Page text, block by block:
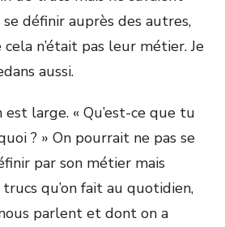
définir auprès des autres,
n’était pas leur métier. Je
aussi.
large. « Qu’est-ce que tu
? » On pourrait ne pas se
par son métier mais
qu’on fait au quotidien,
parlent et dont on a